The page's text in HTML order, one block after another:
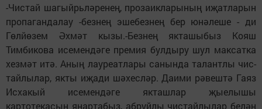
-Чистай шагыйрьләренең, прозаикларының иҗатларын
пропагандалау -безнең эшебезнең бер юнәлеше - ди
Гөлйөзем Әхмәт кызы.-Безнең якташыбыз Кояш
Тимбикова исемендәге премия булдыру шул максатка
хезмәт итә. Аның лауреатлары санында талантлы чис­
тайлылар, якты иҗади шәхесләр. Даими рәвештә Гаяз
Исхакый исемендәге якташлар җыелышы
картотекасын яңартабыз, абруйлы чистайлылар белән